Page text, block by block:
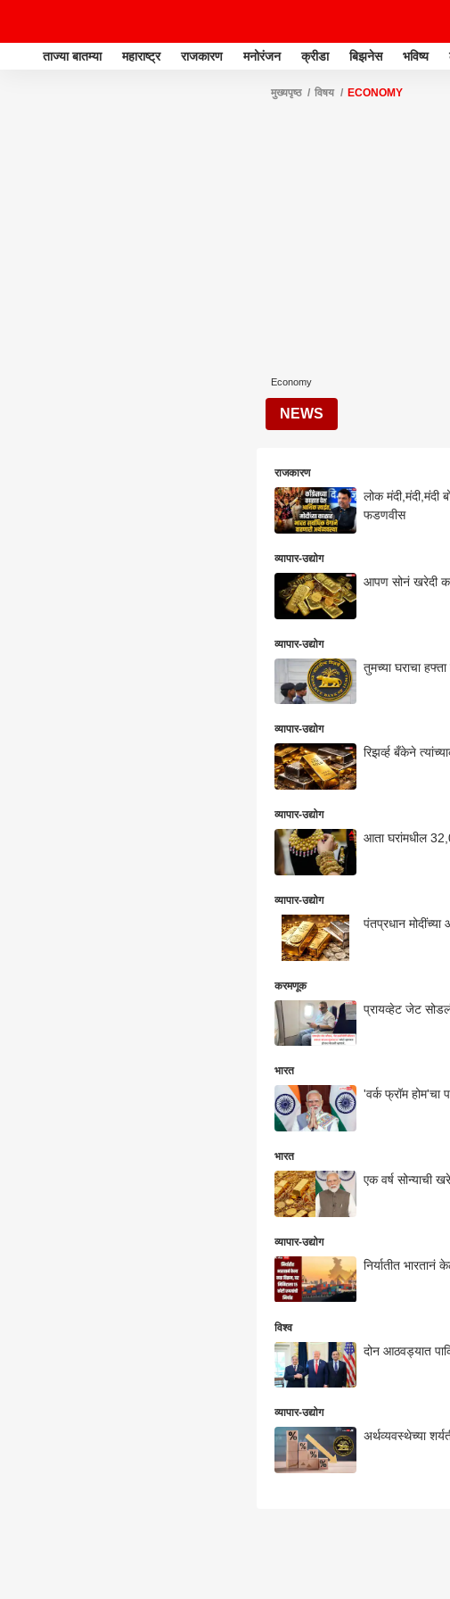
ताज्या बातम्या महाराष्ट्र राजकारण मनोरंजन क्रीडा बिझनेस भविष्य
मुख्यपृष्ठ विषय ECONOMY
Economy
NEWS
राजकारण
लोक
फडणवीस
व्यापार-उद्योग
आपण सोनं खरेदी
व्यापार-उद्योग
तुमच्या घराचा
व्यापार-उद्योग
रिझर्व्ह बँकेने
व्यापार-उद्योग
आता घरांमधील
व्यापार-उद्योग
पंतप्रधान
करमणूक
प्रायव्हेट जेट
भारत
'वर्क फ्रॉम होम'चा
भारत
एक वर्ष सोन्याची
व्यापार-उद्योग
निर्यातीत
विश्व
दोन आठवड्यात
व्यापार-उद्योग
अर्थव्यवस्थेच्या